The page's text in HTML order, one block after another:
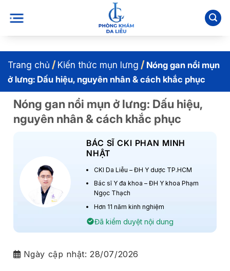
qua
Trang chủ / Kiến thức mụn lưng / Nóng gan nổi mụn
ở lưng: Dấu hiệu, nguyên nhân & cách khắc phục
Nóng gan nổi mụn ở lưng: Dấu hiệu,
nguyên nhân & cách khắc phục
BÁC SĨ CKI PHAN MINH
NHẬT
CKI Da Liễu – ĐH Y dược TP.HCM
Bác sĩ Y đa khoa – ĐH Y khoa Phạm
Ngọc Thạch
Hơn 11 năm kinh nghiệm
Đã kiểm duyệt nội dung
Ngày cập nhật:28/07/2026